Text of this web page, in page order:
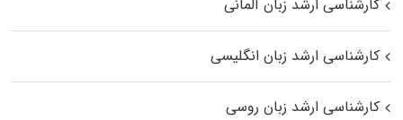
کارشناسی ارشد زبان آلمانی
کارشناسی ارشد زبان انگلیسی
کارشناسی ارشد زبان روسی